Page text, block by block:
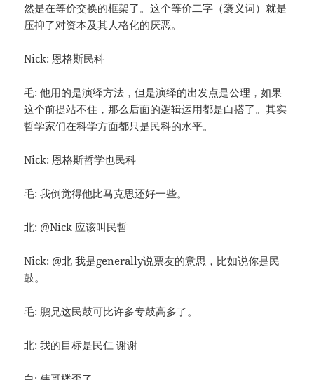
然是在等价交换的框架了。这个等价二字（褒义词）就是
压抑了对资本及其人格化的厌恶。
Nick: 恩格斯民科
毛: 他用的是演绎方法，但是演绎的出发点是公理，如果
这个前提站不住，那么后面的逻辑运用都是白搭了。其实
哲学家们在科学方面都只是民科的水平。
Nick: 恩格斯哲学也民科
毛: 我倒觉得他比马克思还好一些。
北: @Nick 应该叫民哲
Nick: @北 我是generally说票友的意思，比如说你是民
鼓。
毛: 鹏兄这民鼓可比许多专鼓高多了。
北: 我的目标是民仁 谢谢